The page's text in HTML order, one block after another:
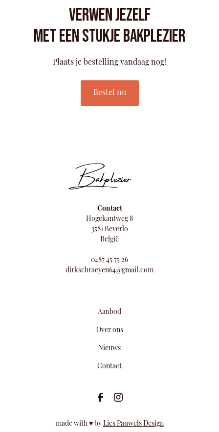
Verwen jezelf
Met een stukje bakplezier
Plaats je bestelling vandaag nog!
Bestel nu
Contact
Hogekantweg 8
3581 Beverlo
België
0487 45 75 26
dirkschraeyen64@gmail.com
Aanbod
Over ons
Nieuws
Contact
made with ♥ by Lies Pauwels Design